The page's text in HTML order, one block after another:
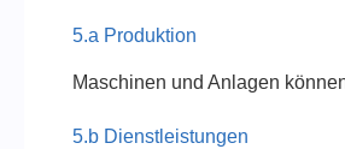
5.a Produktion
Maschinen und Anlagen
5.b Dienstleistungen